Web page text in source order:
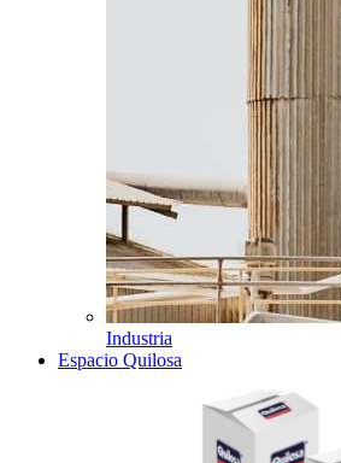
Industria
Espacio Quilosa